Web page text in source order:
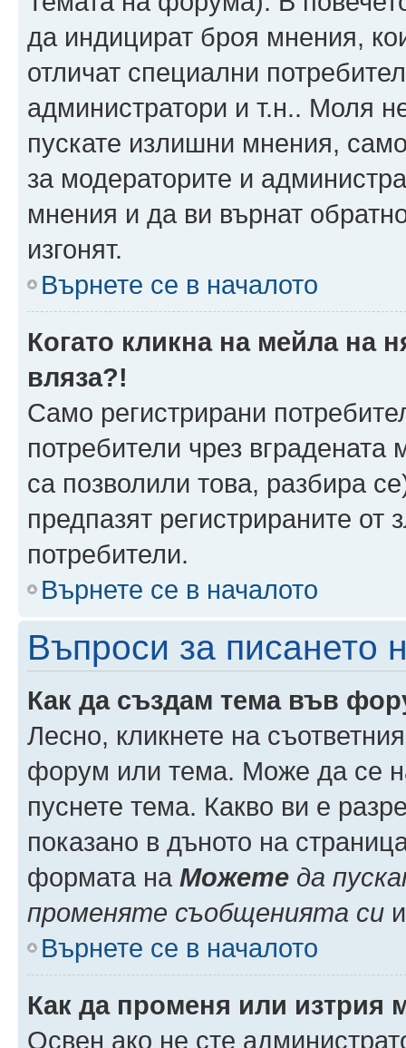
да индицират броя мнения,
отличат специални
администратори и т.н.. Моля
пускате излишни мнения,
за модераторите и
мнения и да ви върнат
изгонят.
Върнете се в началото
Когато кликна на мейла на
вляза?!
Само регистрирани
потребители чрез
са позволили това, разбира
предпазят регистрираните от
потребители.
Върнете се в началото
Въпроси за писането
Как да създам тема във
Лесно, кликнете на
форум или тема. Може да се
пуснете тема. Какво ви е
показано в дъното на
формата на Можете да
променяте съобщенията си
Върнете се в началото
Как да променя или изтрия
Освен ако не сте